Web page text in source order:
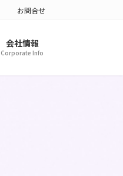
お問合せ
会社情報
Corporate Info